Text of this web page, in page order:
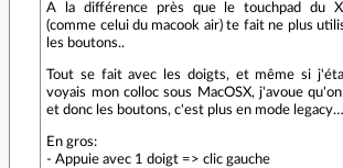
A la différence près que le touchpad du
(comme celui du macook air) te fait ne plus
les boutons..
Tout se fait avec les doigts, et même si
voyais mon colloc sous MacOSX, j'avoue
et donc les boutons, c'est plus en mode legacy…
En gros:
- Appuie avec 1 doigt => clic gauche